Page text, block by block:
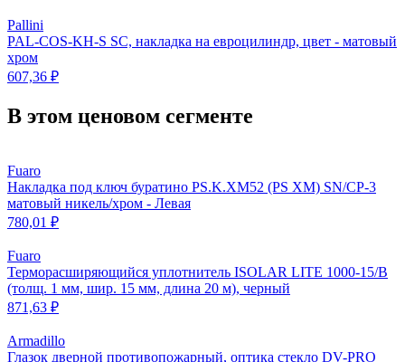
Pallini
PAL-COS-KH-S SC, накладка на евроцилиндр, цвет - матовый
хром
607,36 ₽
В этом ценовом сегменте
Fuaro
Накладка под ключ буратино PS.K.XM52 (PS XM) SN/CP-3
матовый никель/хром - Левая
780,01 ₽
Fuaro
Терморасширяющийся уплотнитель ISOLAR LITE 1000-15/B
(толщ. 1 мм, шир. 15 мм, длина 20 м), черный
871,63 ₽
Armadillo
Глазок дверной противопожарный, оптика стекло DV-PRO